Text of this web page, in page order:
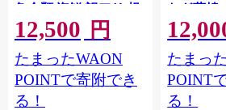
魚介類 海鮮 訳アリ 規
格外 不揃い さけ サケ
鮭切身 シャケ 切り身
冷凍 家庭用 おかず 弁
当 支援 サーモン 銀鮭
切り身 魚 わけあり
12,500 円
たまったWAON
POINTで寄附でき
る！
なぎ蒲焼
たまっ
POINT
る！